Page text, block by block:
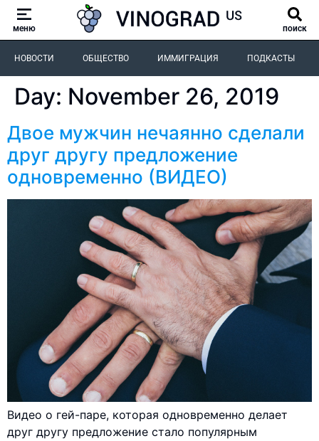
меню поиск
НОВОСТИ ОБЩЕСТВО ИММИГРАЦИЯ ПОДКАСТЫ
Day: November 26, 2019
Двое мужчин нечаянно сделали
друг другу предложение
одновременно (ВИДЕО)
Видео о гей-паре, которая одновременно делает
друг другу предложение стало популярным